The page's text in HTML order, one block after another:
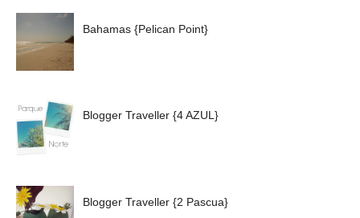
Bahamas {Pelican Point}
Blogger Traveller {4 AZUL}
Blogger Traveller {2 Pascua}